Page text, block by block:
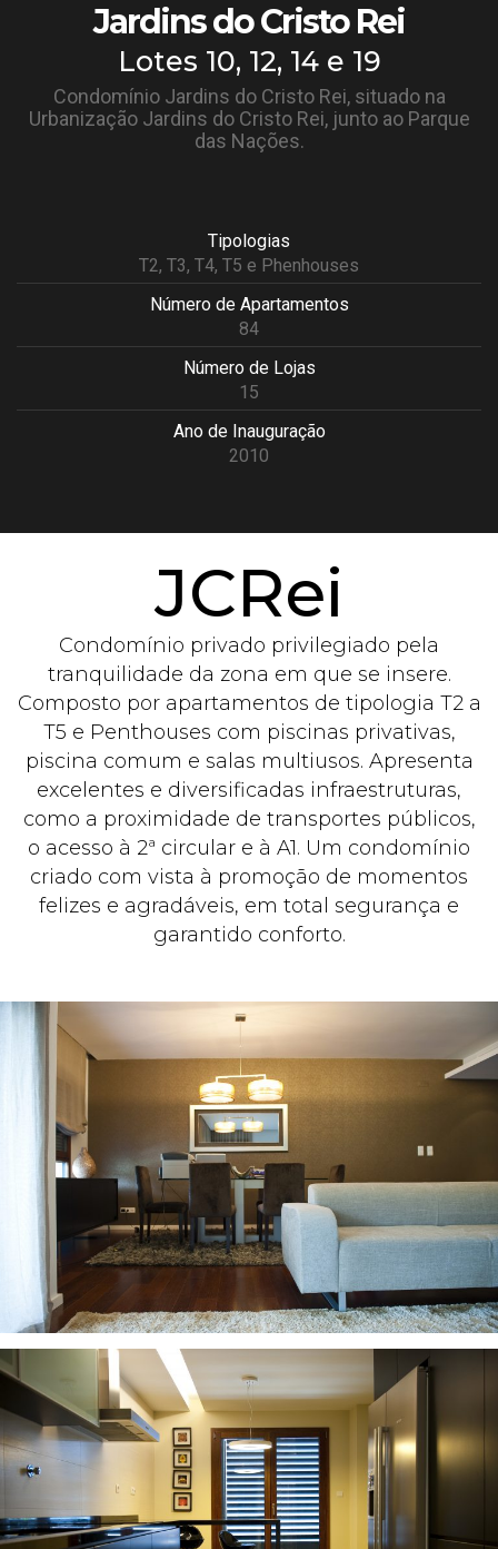
Jardins do Cristo Rei
Lotes 10, 12, 14 e 19
Condomínio Jardins do Cristo Rei, situado na
Urbanização Jardins do Cristo Rei, junto ao Parque
das Nações.
Tipologias
T2, T3, T4, T5 e Phenhouses
Número de Apartamentos
84
Número de Lojas
15
Ano de Inauguração
2010
JCRei
Condomínio privado privilegiado pela
tranquilidade da zona em que se insere.
Composto por apartamentos de tipologia T2 a
T5 e Penthouses com piscinas privativas,
piscina comum e salas multiusos. Apresenta
excelentes e diversificadas infraestruturas,
como a proximidade de transportes públicos,
o acesso à 2ª circular e à A1. Um condomínio
criado com vista à promoção de momentos
felizes e agradáveis, em total segurança e
garantido conforto.